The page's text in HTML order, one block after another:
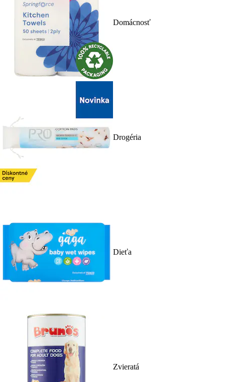
Domácnosť
Drogéria
Dieťa
Zvieratá